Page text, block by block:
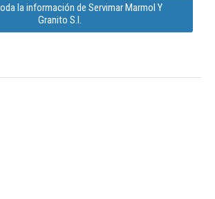
la información de Servimar Marmol Y
Granito S.l.